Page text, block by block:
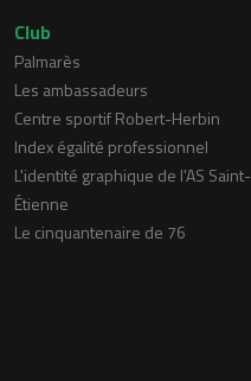
Club
Palmarès
Les ambassadeurs
Centre sportif Robert-Herbin
Index égalité professionnel
L'identité graphique de l'AS Saint-
Étienne
Le cinquantenaire de 76